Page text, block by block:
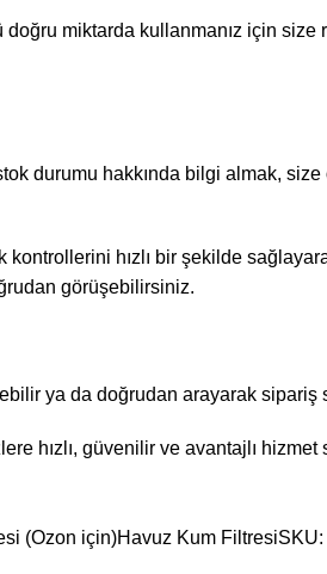
miktarda kullanmanız için size
durumu hakkında bilgi almak,
hızlı bir şekilde
görüşebilirsiniz.
ya da doğrudan arayarak sipariş
hızlı, güvenilir ve avantajlı hizmet
(Ozon için)Havuz Kum FiltresiSKU: